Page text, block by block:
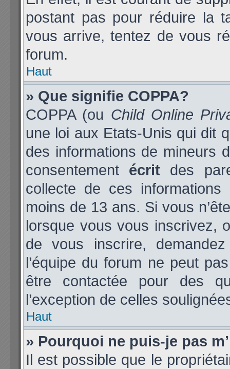
postant pas pour réduire la
vous arrive, tentez de vous
forum.
Haut
» Que signifie COPPA?
COPPA (ou Child Online
une loi aux Etats-Unis qui dit
des informations de mineurs
consentement écrit des
collecte de ces informations
moins de 13 ans. Si vous
lorsque vous vous inscrivez,
de vous inscrire,
l’équipe du forum ne peut
être contactée pour des
l’exception de celles
Haut
» Pourquoi ne puis-je pas
Il est possible que le